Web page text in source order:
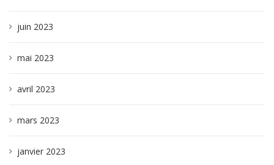
juin 2023
mai 2023
avril 2023
mars 2023
janvier 2023